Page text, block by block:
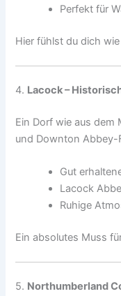
Perfekt für
Hier fühlst du dich
4. Lacock –
Ein Dorf wie aus dem
und Downton Abbey-
Gut
Lacock
Ruhige
Ein absolutes Muss
5. Northumberland